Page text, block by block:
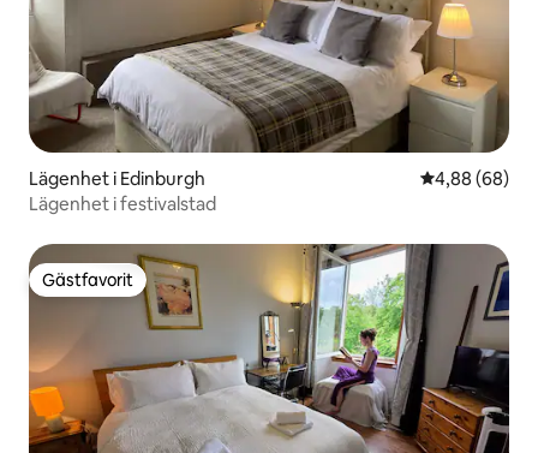
Lägenhet i Edinburgh 4,88 av 5 i
4,88 (68)
Lägenhet i festivalstad
Gästfavorit
Gästfavorit